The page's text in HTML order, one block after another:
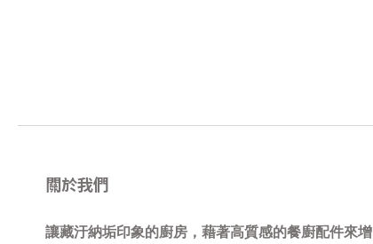
關於我們
讓藏汙納垢印象的廚房，藉著高質感的餐廚配件來增